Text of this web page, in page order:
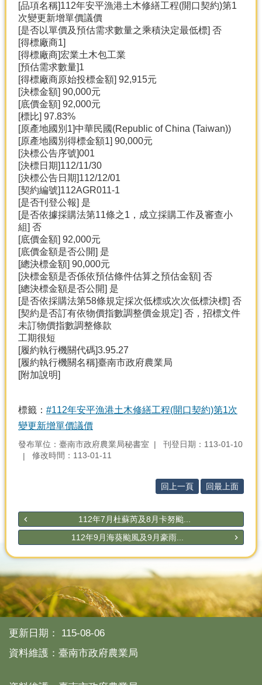
[品項名稱]112年安平漁港土木修繕工程(開口契約)第1
次變更新增單價議價
[是否以單價及預估需求數量之乘積決定最低標] 否
[得標廠商1]
[得標廠商]宏業土木包工業
[預估需求數量]1
[得標廠商原始投標金額] 92,915元
[決標金額] 90,000元
[底價金額] 92,000元
[標比] 97.83%
[原產地國別1]中華民國(Republic of China (Taiwan))
[原產地國別得標金額1] 90,000元
[決標公告序號]001
[決標日期]112/11/30
[決標公告日期]112/12/01
[契約編號]112AGR011-1
[是否刊登公報] 是
[是否依據採購法第11條之1，成立採購工作及審查小
組] 否
[底價金額] 92,000元
[底價金額是否公開] 是
[總決標金額] 90,000元
[決標金額是否係依預估條件估算之預估金額] 否
[總決標金額是否公開] 是
[是否依採購法第58條規定採次低標或次次低標決標] 否
[契約是否訂有依物價指數調整價金規定] 否，招標文件
未訂物價指數調整條款
工期很短
[履約執行機關代碼]3.95.27
[履約執行機關名稱]臺南市政府農業局
[附加說明]
標籤： #112年安平漁港土木修繕工程(開口契約)第1次
變更新增單價議價
發布單位：臺南市政府農業局秘書室
刊登日期：113-01-10
修改時間：113-01-11
回上一頁 回最上面
112年7月杜蘇芮及8月卡努颱...
112年9月海葵颱風及9月豪雨...
更新日期：
115-08-06
資料維護：臺南市政府農業局